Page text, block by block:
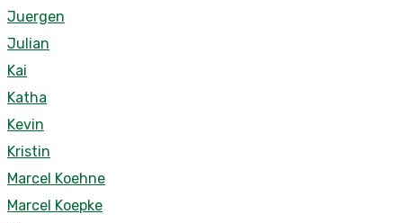
Juergen
Julian
Kai
Katha
Kevin
Kristin
Marcel Koehne
Marcel Koepke